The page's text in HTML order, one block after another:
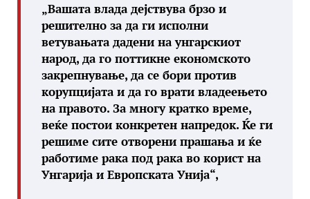
„Вашата влада дејствува брзо и
решително за да ги исполни
ветувањата дадени на унгарскиот
народ, да го поттикне економското
закрепнување, да се бори против
корупцијата и да го врати владеењето
на правото. За многу кратко време,
веќе постои конкретен напредок. Ќе ги
решиме сите отворени прашања и ќе
работиме рака под рака во корист на
Унгарија и Европската Унија“,